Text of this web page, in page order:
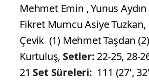
Mehmet Emin , Yunus
Fikret Mumcu Asiye
Çevik (1) Mehmet Taşdan
Kurtuluş, Setler: 22-25, 28-
21 Set Süreleri: 111 (27',